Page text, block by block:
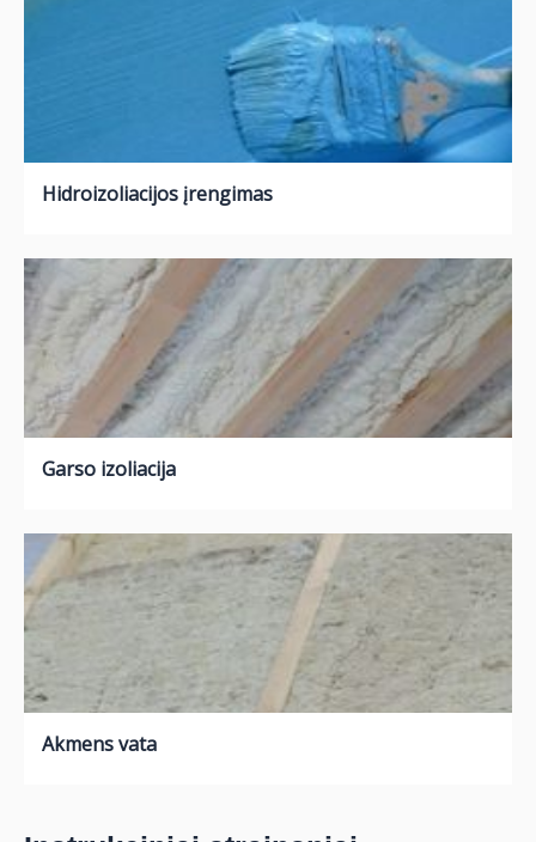
Hidroizoliacijos įrengimas
Garso izoliacija
Akmens vata